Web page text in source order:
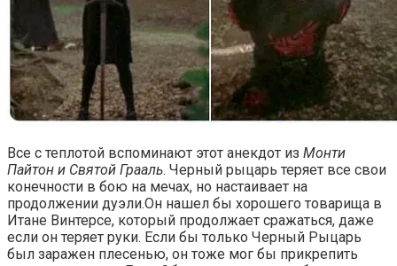
Все с теплотой вспоминают этот анекдот из Монти
Пайтон и Святой Грааль. Черный рыцарь теряет все свои
конечности в бою на мечах, но настаивает на
продолжении дуэли.Он нашел бы хорошего товарища в
Итане Винтерсе, который продолжает сражаться, даже
если он теряет руки. Если бы только Черный Рыцарь
был заражен плесенью, он тоже мог бы прикрепить